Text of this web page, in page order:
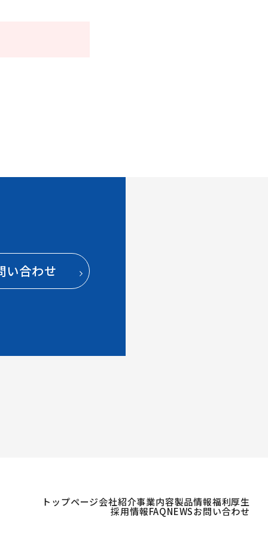
い合わせ
トップページ会社紹介事業内容製品情報福利厚生
採用情報FAQNEWSお問い合わせ